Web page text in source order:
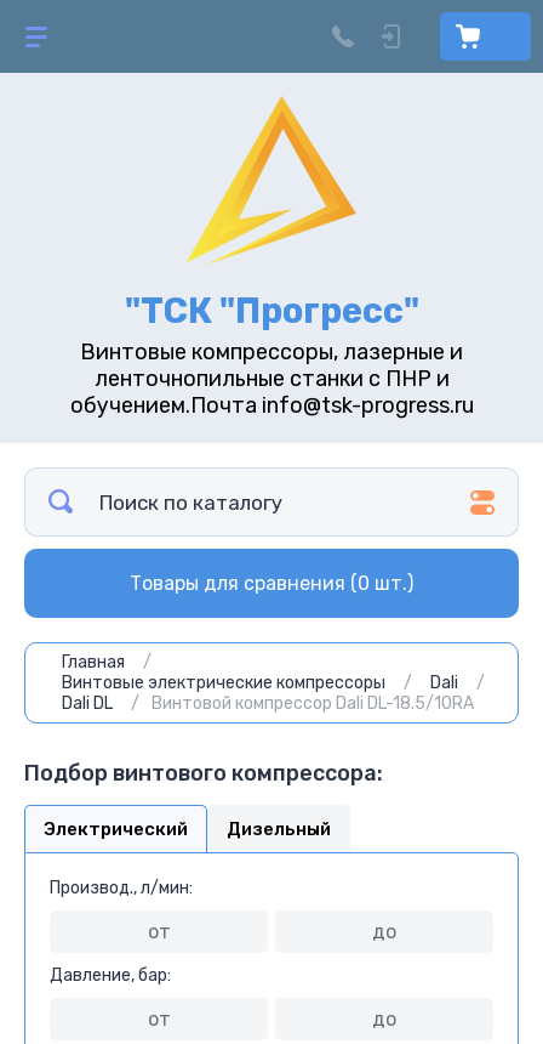
"ТСК "Прогресс"
Винтовые компрессоры, лазерные и
ленточнопильные станки с ПНР и
обучением.Почта info@tsk-progress.ru
Товары для сравнения (0 шт.)
Главная
/
Винтовые электрические компрессоры
/ Dali
/
Dali DL
/ Винтовой компрессор Dali DL-18.5/10RA
Подбор винтового компрессора:
Электрический Дизельный
Производ., л/мин:
Давление, бар: